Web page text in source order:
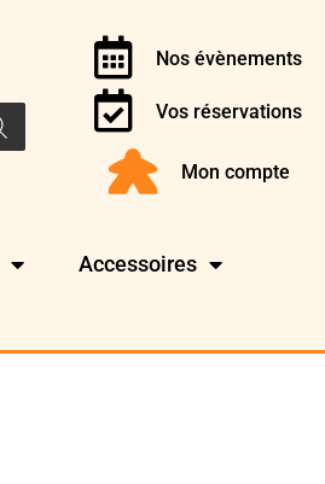
Nos évènements
Vos réservations
Mon compte
Accessoires